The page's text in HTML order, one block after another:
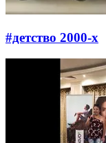
#детство 2000-х